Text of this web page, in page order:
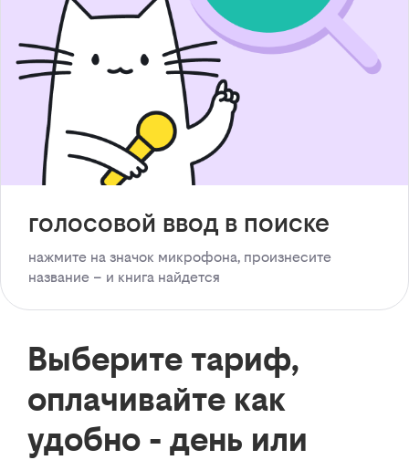
голосовой ввод в поиске
нажмите на значок микрофона, произнесите
название – и книга найдется
Выберите тариф,
оплачивайте как
удобно - день или